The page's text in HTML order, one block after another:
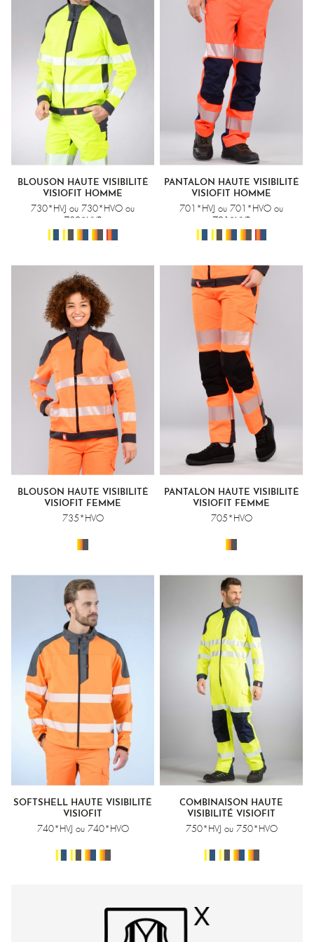
Maille : découvrez nos différentes gammes de vêtements
haute visibilité normés EN ISO 20471 et disponibles sur
stock dans de nombreux coloris.
BLOUSON HAUTE VISIBILITÉ
VISIOFIT HOMME
730*HVJ ou 730*HVO ou
730*HVR
PANTALON HAUTE VISIBILITÉ
VISIOFIT HOMME
701*HVJ ou 701*HVO ou
701*HVR
BLOUSON HAUTE VISIBILITÉ
VISIOFIT FEMME
735*HVO
PANTALON HAUTE VISIBILITÉ
VISIOFIT FEMME
705*HVO
SOFTSHELL HAUTE VISIBILITÉ
VISIOFIT
740*HVJ ou 740*HVO
COMBINAISON HAUTE
VISIBILITÉ VISIOFIT
750*HVJ ou 750*HVO